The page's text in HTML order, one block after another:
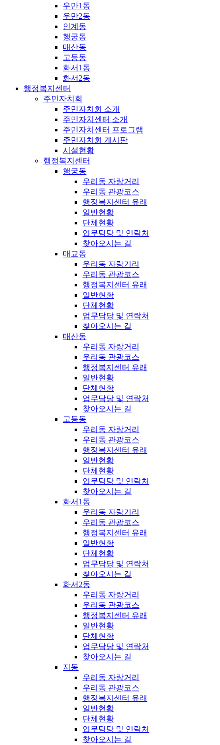
우만1동
우만2동
인계동
행궁동
매산동
고등동
화서1동
화서2동
행정복지센터
주민자치회
주민자치회 소개
주민자치센터 소개
주민자치센터 프로그램
주민자치회 게시판
시설현황
행정복지센터
행궁동
우리동 자랑거리
우리동 관광코스
행정복지센터 유래
일반현황
단체현황
업무담당 및 연락처
찾아오시는 길
매교동
우리동 자랑거리
우리동 관광코스
행정복지센터 유래
일반현황
단체현황
업무담당 및 연락처
찾아오시는 길
매산동
우리동 자랑거리
우리동 관광코스
행정복지센터 유래
일반현황
단체현황
업무담당 및 연락처
찾아오시는 길
고등동
우리동 자랑거리
우리동 관광코스
행정복지센터 유래
일반현황
단체현황
업무담당 및 연락처
찾아오시는 길
화서1동
우리동 자랑거리
우리동 관광코스
행정복지센터 유래
일반현황
단체현황
업무담당 및 연락처
찾아오시는 길
화서2동
우리동 자랑거리
우리동 관광코스
행정복지센터 유래
일반현황
단체현황
업무담당 및 연락처
찾아오시는 길
지동
우리동 자랑거리
우리동 관광코스
행정복지센터 유래
일반현황
단체현황
업무담당 및 연락처
찾아오시는 길